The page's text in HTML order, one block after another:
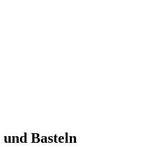
Basteln